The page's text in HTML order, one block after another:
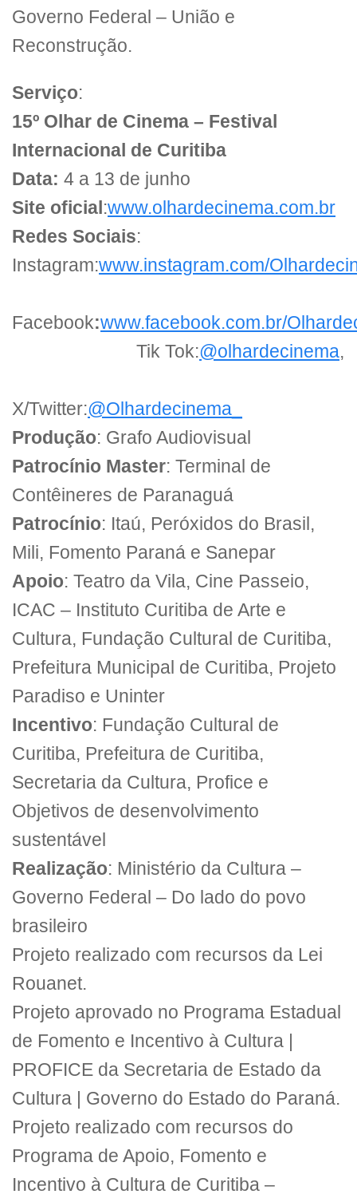
Governo Federal – União e
Reconstrução.
Serviço:
15º Olhar de Cinema – Festival
Internacional de Curitiba
Data: 4 a 13 de junho
Site oficial :www.olhardecinema.com.br
Redes Sociais:
Instagram:www.instagram.com/
Facebook:www.facebook.com.br/
Tik Tok:@olhardecinema,
X/Twitter:@Olhardecinema_
Produção: Grafo Audiovisual
Patrocínio Master: Terminal de
Contêineres de Paranaguá
Patrocínio: Itaú, Peróxidos do Brasil,
Mili, Fomento Paraná e Sanepar
Apoio: Teatro da Vila, Cine Passeio,
ICAC – Instituto Curitiba de Arte e
Cultura, Fundação Cultural de Curitiba,
Prefeitura Municipal de Curitiba, Projeto
Paradiso e Uninter
Incentivo: Fundação Cultural de
Curitiba, Prefeitura de Curitiba,
Secretaria da Cultura, Profice e
Objetivos de desenvolvimento
sustentável
Realização: Ministério da Cultura –
Governo Federal – Do lado do povo
brasileiro
Projeto realizado com recursos da Lei
Rouanet.
Projeto aprovado no Programa Estadual
de Fomento e Incentivo à Cultura |
PROFICE da Secretaria de Estado da
Cultura | Governo do Estado do Paraná.
Projeto realizado com recursos do
Programa de Apoio, Fomento e
Incentivo à Cultura de Curitiba –